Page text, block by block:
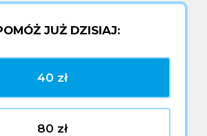
JUŻ DZISIAJ:
40 zł
80 zł